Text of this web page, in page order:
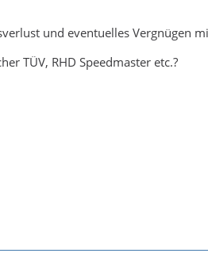
und eventuelles Vergnügen
TÜV, RHD Speedmaster etc.?